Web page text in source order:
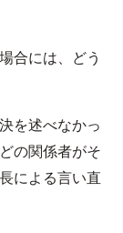
合には、どう
を述べなかっ
の関係者がそ
による言い直